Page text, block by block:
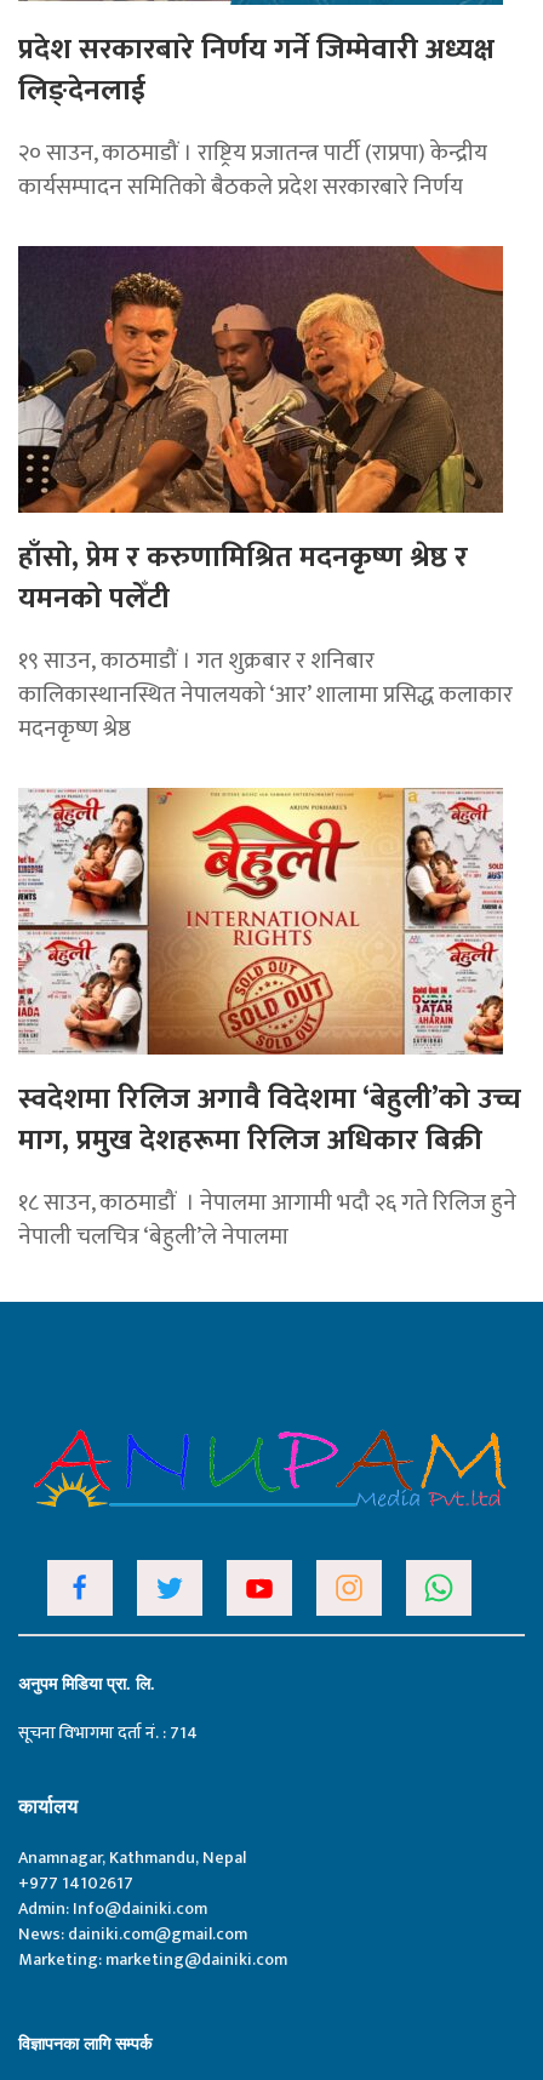
प्रदेश सरकारबारे निर्णय गर्ने जिम्मेवारी अध्यक्ष
लिङ्देनलाई
२० साउन, काठमाडौं । राष्ट्रिय प्रजातन्त्र पार्टी (राप्रपा) केन्द्रीय
कार्यसम्पादन समितिको बैठकले प्रदेश सरकारबारे निर्णय
हाँसो, प्रेम र करुणामिश्रित मदनकृष्ण श्रेष्ठ र
यमनको पलेँटी
१९ साउन, काठमाडौं । गत शुक्रबार र शनिबार
कालिकास्थानस्थित नेपालयको ‘आर’ शालामा प्रसिद्ध कलाकार
मदनकृष्ण श्रेष्ठ
स्वदेशमा रिलिज अगावै विदेशमा ‘बेहुली’को उच्च
माग, प्रमुख देशहरूमा रिलिज अधिकार बिक्री
१८ साउन, काठमाडौं । नेपालमा आगामी भदौ २६ गते रिलिज हुने
नेपाली चलचित्र ‘बेहुली’ले नेपालमा
अनुपम मिडिया प्रा. लि.
सूचना विभागमा दर्ता नं. : 714
कार्यालय
Anamnagar, Kathmandu, Nepal
+977 14102617
Admin:Info@dainiki.com
News:dainiki.com@gmail.com
Marketing:marketing@dainiki.com
विज्ञापनका लागि सम्पर्क